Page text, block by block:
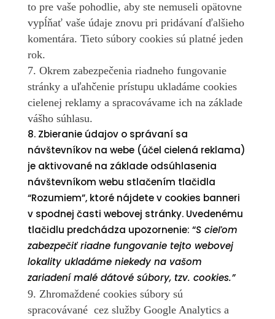
to pre vaše pohodlie, aby ste nemuseli opätovne
vypĺňať vaše údaje znovu pri pridávaní ďalšieho
komentára. Tieto súbory cookies sú platné jeden
rok.
Okrem zabezpečenia riadneho fungovanie
stránky a uľahčenie prístupu ukladáme cookies
cielenej reklamy a spracovávame ich na základe
vášho súhlasu.
Zbieranie údajov o správaní sa
návštevníkov na webe (účel cielená reklama)
je aktivované na základe odsúhlasenia
návštevníkom webu stlačením tlačidla
“Rozumiem”, ktoré nájdete v cookies banneri
v spodnej časti webovej stránky. Uvedenému
tlačidlu predchádza upozornenie: “S cieľom
zabezpečiť riadne fungovanie tejto webovej
lokality ukladáme niekedy na vašom
zariadení malé dátové súbory, tzv. cookies.”
Zhromaždené cookies súbory sú
spracovávané cez služby Google Analytics a